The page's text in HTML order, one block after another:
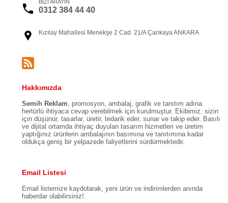
BİZİ ARAYIN
0312 384 44 40
Kızılay Mahallesi Menekşe 2 Cad. 21/A Çankaya ANKARA
Hakkımızda
Semih Reklam, promosyon, ambalaj, grafik ve tanıtım adına
hertürlü ihtiyaca cevap verebilmek için kurulmuştur. Ekibimiz, sizin
için düşünür, tasarlar, üretir, tedarik eder, sunar ve takip eder. Basılı
ve dijital ortamda ihtiyaç duyulan tasarım hizmetleri ve üretim
yaptığınız ürünlerin ambalajının basımına ve tanıtımına kadar
oldukça geniş bir yelpazede faliyetlerini sürdürmektedir.
Email Listesi
Email listemize kaydolarak, yeni ürün ve indirimlerden anında
haberdar olabilirsiniz!.